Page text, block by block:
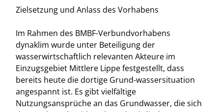
Zielsetzung und Anlass des Vorhabens
Im Rahmen des BMBF-Verbundvorhabens
dynaklim wurde unter Beteiligung der
wasserwirtschaftlich relevanten Akteure im
Einzugsgebiet Mittlere Lippe festgestellt, dass
bereits heute die dortige Grund-wassersituation
angespannt ist. Es gibt vielfältige
Nutzungsansprüche an das Grundwasser, die sich